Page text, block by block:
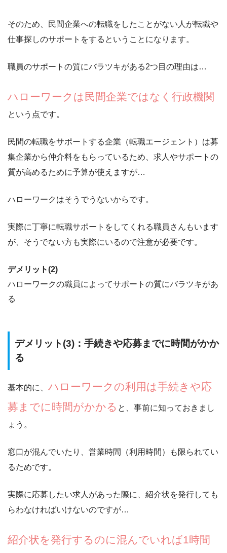
そのため、民間企業への転職をしたことがない人が転職や
仕事探しのサポートをするということになります。
職員のサポートの質にバラツキがある2つ目の理由は…
ハローワークは民間企業ではなく行政機関
という点です。
民間の転職をサポートする企業（転職エージェント）は募
集企業から仲介料をもらっているため、求人やサポートの
質が高めるために予算が使えますが…
ハローワークはそうでうないからです。
実際に丁寧に転職サポートをしてくれる職員さんもいます
が、そうでない方も実際にいるので注意が必要です。
デメリット(2)
ハローワークの職員によってサポートの質にバラツキがあ
る
デメリット(3)：手続きや応募までに時間がかか
る
基本的に、 ハローワークの利用は手続きや応
募までに時間がかかる と、事前に知っておきまし
ょう。
窓口が混んでいたり、営業時間（利用時間）も限られてい
るためです。
実際に応募したい求人があった際に、紹介状を発行しても
らわなければいけないのですが…
紹介状を発行するのに混んでいれば1時間